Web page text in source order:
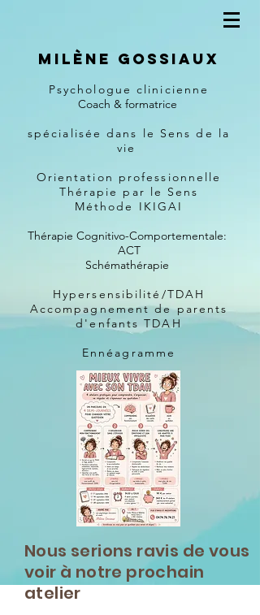
Milène Gossiaux
Psychologue clinicienne
Coach & formatrice
spécialisée dans le Sens de la
vie
Orientation professionnelle
Thérapie par le Sens
Méthode IKIGAI
Thérapie Cognitivo-Comportementale:
ACT
Schémathérapie
Hypersensibilité/TDAH
Accompagnement de parents
d'enfants TDAH
Ennéagramme
Nous serions ravis de vous
voir à notre prochain
atelier